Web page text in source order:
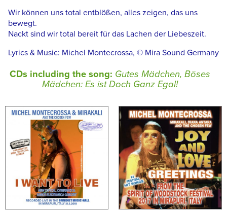
Wir können uns total entblößen, alles zeigen, das uns
bewegt.
Nackt sind wir total bereit für das Lachen der Liebeszeit.
Lyrics & Music: Michel Montecrossa, © Mira Sound Germany
CDs including the song: Gutes Mädchen, Böses
Mädchen: Es ist Doch Ganz Egal!